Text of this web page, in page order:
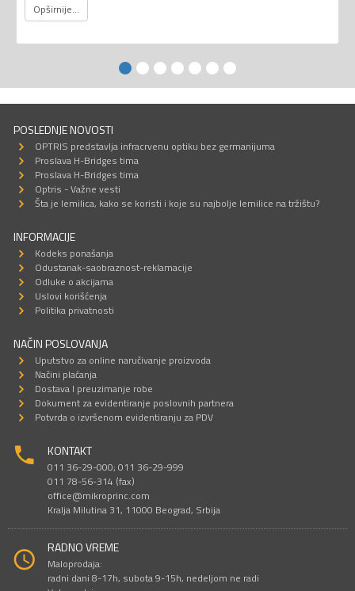
Opširnije...
POSLEDNJE NOVOSTI
OPTRIS predstavlja infracrvenu optiku bez germanijuma
Proslava H-Bridges tima
Proslava H-Bridges tima
Optris - Važne vesti
Šta je lemilica, kako se koristi i koje su najbolje lemilice na tržištu?
INFORMACIJE
Kodeks ponašanja
Odustanak-saobraznost-reklamacije
Odluke o akcijama
Uslovi korišćenja
Politika privatnosti
NAČIN POSLOVANJA
Uputstvo za online naručivanje proizvoda
Načini plaćanja
Dostava I preuzimanje robe
Dokument za evidentiranje poslovnih partnera
Potvrda o izvršenom evidentiranju za PDV
KONTAKT
011 36-29-000; 011 36-29-999
011 78-56-314 (fax)
office@mikroprinc.com
Kralja Milutina 31, 11000 Beograd, Srbija
RADNO VREME
Maloprodaja:
radni dani 8-17h, subota 9-15h, nedeljom ne radi